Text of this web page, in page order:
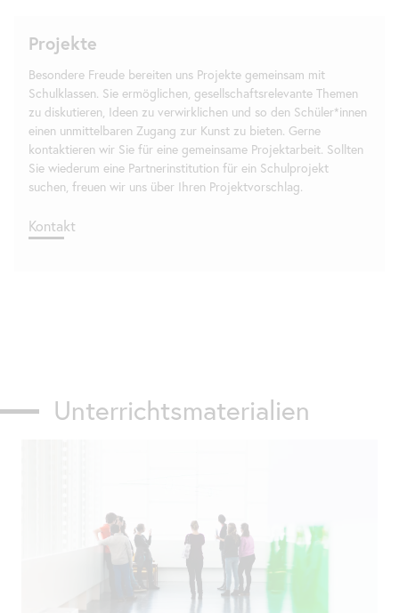
Projekte
Besondere Freude bereiten uns Projekte gemeinsam mit
Schulklassen. Sie ermöglichen, gesellschaftsrelevante Themen
zu diskutieren, Ideen zu verwirklichen und so den Schüler*innen
einen unmittelbaren Zugang zur Kunst zu bieten. Gerne
kontaktieren wir Sie für eine gemeinsame Projektarbeit. Sollten
Sie wiederum eine Partnerinstitution für ein Schulprojekt
suchen, freuen wir uns über Ihren Projektvorschlag.
Kontakt
Unterrichtsmaterialien